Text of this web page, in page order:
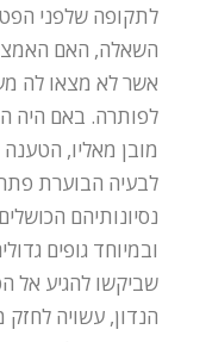
לתקופה שלפני
השאלה, האם
אשר לא מצאו לה
לפותרה. באם היה
מובן מאליו,
לבעיה הבוערת
נסיונותיהם
ובמיוחד גופים
שביקשו להגיע אל
הנדון, עשויה